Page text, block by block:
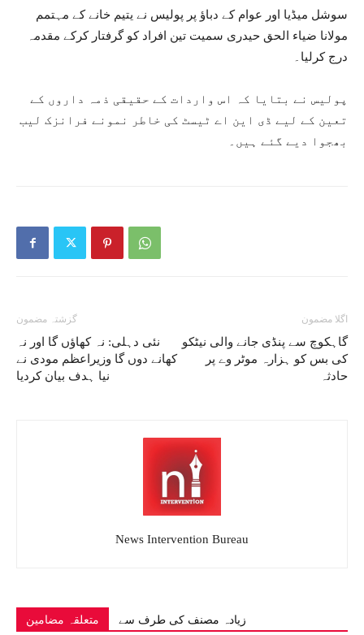
سوشل میڈیا اور عوام کے دباؤ پر پولیس نے یتیم خانے کے مہتمم
مولانا ضیاء الحق حیدری سمیت تین افراد کو گرفتار کرکے مقدمہ
درج کرلیا۔
پولیس نے بتایا کہ اس واردات کے حقیقی ذمہ داروں کے
تعین کے لیے ڈی این اے ٹیسٹ کی خاطر نمونے فرانزک لیب
بھجوا دیے گئے ہیں۔
گزشتہ مضمون
نئی دہلی: نہ کھاؤں گا اور نہ
کھانے دوں گا وزیراعظم مودی نے
نیا ہدف بیان کردیا
اگلا مضمون
گاہکوچ سے پنڈی جانے والی نیٹکو
کی بس کو ہزارہ موٹر وے پر
حادثہ
News Intervention Bureau
متعلقہ مضامین زیادہ مصنف کی طرف سے